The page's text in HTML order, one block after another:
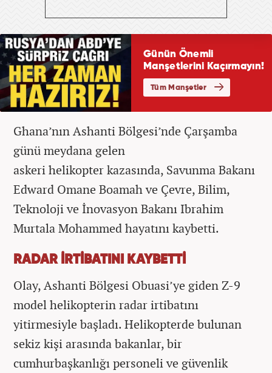
Ghana’nın Ashanti Bölgesi’nde Çarşamba
günü meydana gelen
askeri helikopter kazasında, Savunma Bakanı
Edward Omane Boamah ve Çevre, Bilim,
Teknoloji ve İnovasyon Bakanı Ibrahim
Murtala Mohammed hayatını kaybetti.
RADAR İRTİBATINI KAYBETTİ
Olay, Ashanti Bölgesi Obuasi’ye giden Z‑9
model helikopterin radar irtibatını
yitirmesiyle başladı. Helikopterde bulunan
sekiz kişi arasında bakanlar, bir
cumhurbaşkanlığı personeli ve güvenlik